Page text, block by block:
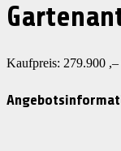
Kaufpreis: 279.900